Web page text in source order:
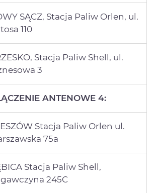
SĄCZ, Stacja Paliw Orlen, ul.
110
Stacja Paliw Shell, ul.
3
ANTENOWE 4:
Stacja Paliw Orlen ul.
75a
Stacja Paliw Shell,
245C